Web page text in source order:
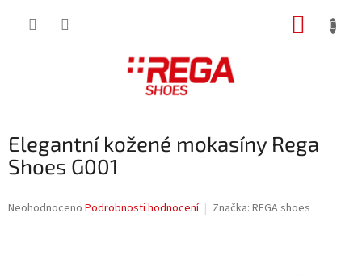
Elegantní kožené mokasíny Rega
Shoes G001
Průměrné
Neohodnoceno Podrobnosti hodnocení Značka: REGA shoes